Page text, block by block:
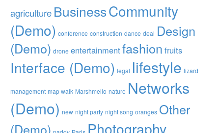
agriculture BusinessCommunity
(Demo) conference construction dance deal Design
(Demo) drone entertainmentfashion fruits
Interface (Demo) legal lifestyle lizard
management map walk Marshmello nature Networks
(Demo) new night party night song oranges Other
(Demo)
Photography